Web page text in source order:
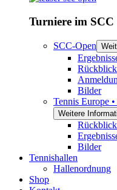
Turniere im SCC
SCC-Open
Bilder
Tennis Europe
Weitere
Bilder
Tennishallen
Hallenordnung
Shop